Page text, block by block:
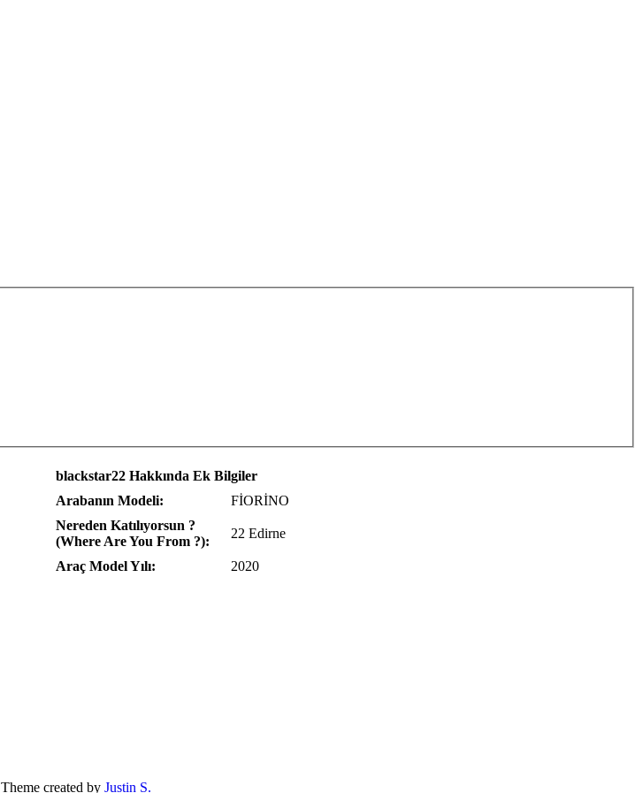
blackstar22 Hakkında Ek Bilgiler
Arabanın Modeli:
FİORİNO
Nereden Katılıyorsun ?
(Where Are You From ?):
22 Edirne
Araç Model Yılı: 2020
Theme created by Justin S.